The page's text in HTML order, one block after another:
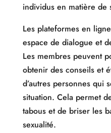
individus en matière de
Les plateformes en
espace de dialogue et
Les membres peuvent
obtenir des conseils et
d’autres personnes qui
situation. Cela permet
tabous et de briser les
sexualité.